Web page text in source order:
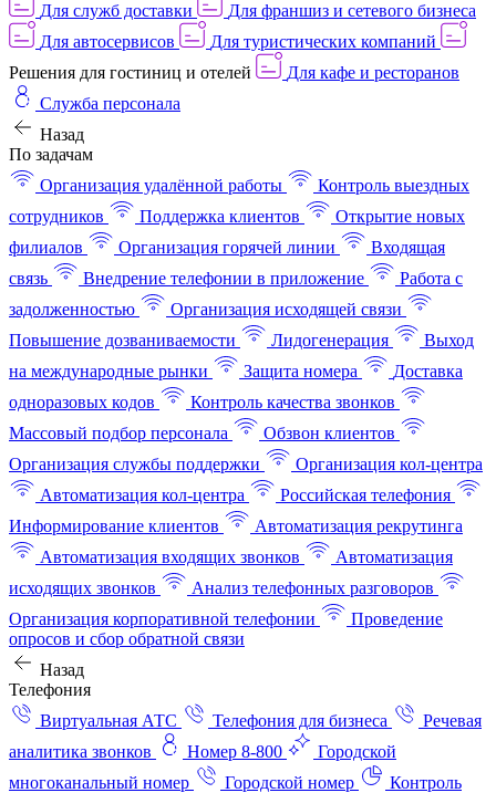
Для служб доставки
Для франшиз и сетевого бизнеса
Для автосервисов
Для туристических компаний
Решения для гостиниц и отелей
Для кафе и ресторанов
Служба персонала
Назад
По задачам
Организация удалённой работы
Контроль выездных
сотрудников
Поддержка клиентов
Открытие новых
филиалов
Организация горячей линии
Входящая
связь
Внедрение телефонии в приложение
Работа с
задолженностью
Организация исходящей связи
Повышение дозваниваемости
Лидогенерация
Выход
на международные рынки
Защита номера
Доставка
одноразовых кодов
Контроль качества звонков
Массовый подбор персонала
Обзвон клиентов
Организация службы поддержки
Организация кол-центра
Автоматизация кол-центра
Российская телефония
Информирование клиентов
Автоматизация рекрутинга
Автоматизация входящих звонков
Автоматизация
исходящих звонков
Анализ телефонных разговоров
Организация корпоративной телефонии
Проведение
опросов и сбор обратной связи
Назад
Телефония
Виртуальная АТС
Телефония для бизнеса
Речевая
аналитика звонков
Номер 8-800
Городской
многоканальный номер
Городской номер
Контроль